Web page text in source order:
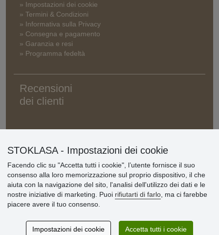
» Impostazioni dei cookie
» Termini & Condizioni
» Informativa sulla Privacy
» Consegna e pagamento
» Garanzia e resi
» Programma fedeltà
Recensioni
dei clienti
STOKLASA - Impostazioni dei cookie
Facendo clic su "Accetta tutti i cookie", l’utente fornisce il suo
consenso alla loro memorizzazione sul proprio dispositivo, il che
aiuta con la navigazione del sito, l'analisi dell'utilizzo dei dati e le
nostre iniziative di marketing. Puoi rifiutarti di farlo , ma ci farebbe
piacere avere il tuo consenso.
Impostazioni dei cookie Accetta tutti i cookie